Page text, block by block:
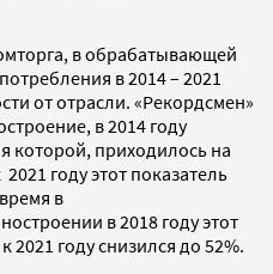
в обрабатывающей
в 2014 – 2021
от отрасли. «Рекордсмен»
в 2014 году
которой, приходилось на
году этот показатель
в
в 2018 году этот
2021 году снизился до 52%.